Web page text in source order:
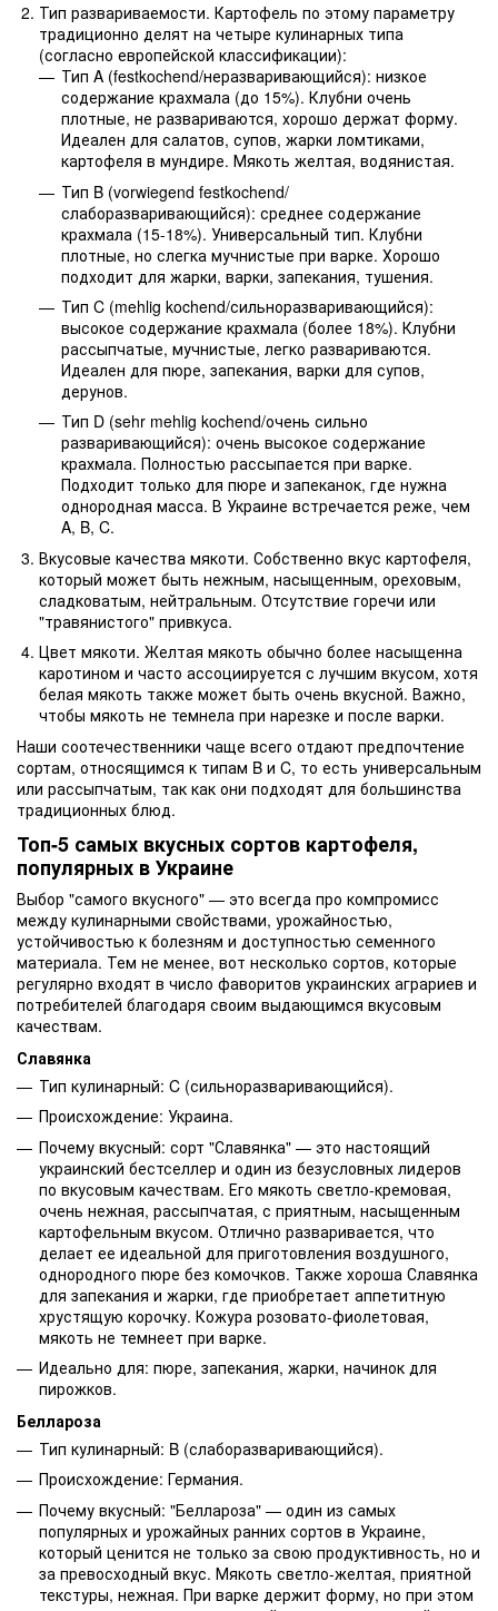
Тип развариваемости. Картофель по этому параметру
традиционно делят на четыре кулинарных типа
(согласно европейской классификации):
Тип A (festkochend/неразваривающийся): низкое
содержание крахмала (до 15%). Клубни очень
плотные, не развариваются, хорошо держат форму.
Идеален для салатов, супов, жарки ломтиками,
картофеля в мундире. Мякоть желтая, водянистая.
Тип B (vorwiegend festkochend/
слаборазваривающийся): среднее содержание
крахмала (15-18%). Универсальный тип. Клубни
плотные, но слегка мучнистые при варке. Хорошо
подходит для жарки, варки, запекания, тушения.
Тип C (mehlig kochend/сильноразваривающийся):
высокое содержание крахмала (более 18%). Клубни
рассыпчатые, мучнистые, легко развариваются.
Идеален для пюре, запекания, варки для супов,
дерунов.
Тип D (sehr mehlig kochend/очень сильно
разваривающийся): очень высокое содержание
крахмала. Полностью рассыпается при варке.
Подходит только для пюре и запеканок, где нужна
однородная масса. В Украине встречается реже, чем
A, B, C.
Вкусовые качества мякоти. Собственно вкус картофеля,
который может быть нежным, насыщенным, ореховым,
сладковатым, нейтральным. Отсутствие горечи или
"травянистого" привкуса.
Цвет мякоти. Желтая мякоть обычно более насыщенна
каротином и часто ассоциируется с лучшим вкусом, хотя
белая мякоть также может быть очень вкусной. Важно,
чтобы мякоть не темнела при нарезке и после варки.
Наши соотечественники чаще всего отдают предпочтение
сортам, относящимся к типам B и C, то есть универсальным
или рассыпчатым, так как они подходят для большинства
традиционных блюд.
Топ-5 самых вкусных сортов картофеля,
популярных в Украине
Выбор "самого вкусного" — это всегда про компромисс
между кулинарными свойствами, урожайностью,
устойчивостью к болезням и доступностью семенного
материала. Тем не менее, вот несколько сортов, которые
регулярно входят в число фаворитов украинских аграриев и
потребителей благодаря своим выдающимся вкусовым
качествам.
Славянка
Тип кулинарный: C (сильноразваривающийся).
Происхождение: Украина.
Почему вкусный: сорт "Славянка" — это настоящий
украинский бестселлер и один из безусловных лидеров
по вкусовым качествам. Его мякоть светло-кремовая,
очень нежная, рассыпчатая, с приятным, насыщенным
картофельным вкусом. Отлично разваривается, что
делает ее идеальной для приготовления воздушного,
однородного пюре без комочков. Также хороша Славянка
для запекания и жарки, где приобретает аппетитную
хрустящую корочку. Кожура розовато-фиолетовая,
мякоть не темнеет при варке.
Идеально для: пюре, запекания, жарки, начинок для
пирожков.
Беллароза
Тип кулинарный: B (слаборазваривающийся).
Происхождение: Германия.
Почему вкусный: "Беллароза" — один из самых
популярных и урожайных ранних сортов в Украине,
который ценится не только за свою продуктивность, но и
за превосходный вкус. Мякоть светло-желтая, приятной
текстуры, нежная. При варке держит форму, но при этом